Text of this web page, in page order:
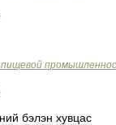
пищевой
бэлэн хувцас